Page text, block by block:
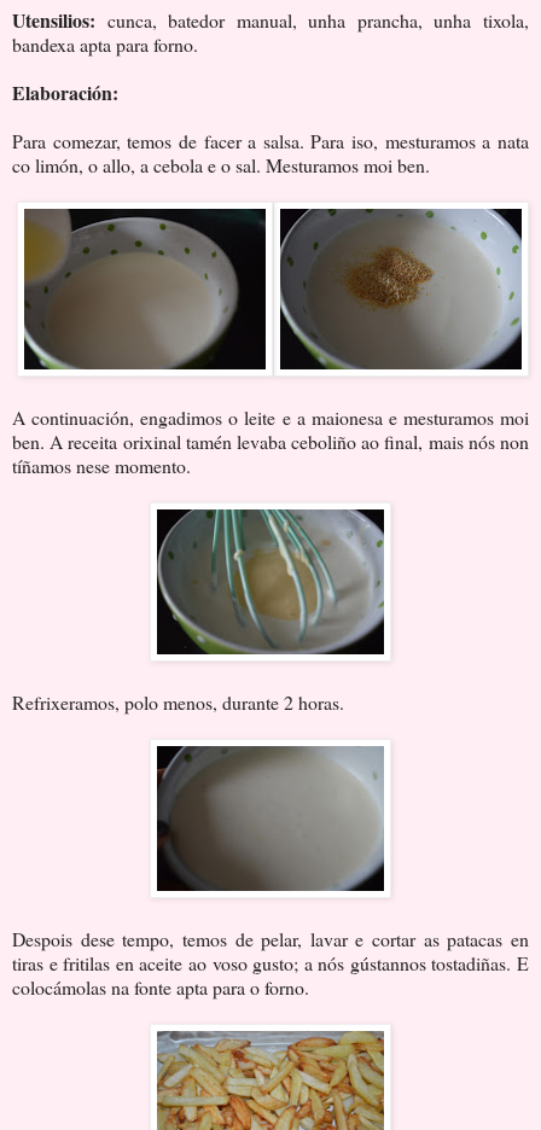
Utensilios: cunca, batedor manual, unha prancha, unha tixola,
bandexa apta para forno.
Elaboración:
Para comezar, temos de facer a salsa. Para iso, mesturamos a nata
co limón, o allo, a cebola e o sal. Mesturamos moi ben.
A continuación, engadimos o leite e a maionesa e mesturamos moi
ben. A receita orixinal tamén levaba ceboliño ao final, mais nós non
tíñamos nese momento.
Refrixeramos, polo menos, durante 2 horas.
Despois dese tempo, temos de pelar, lavar e cortar as patacas en
tiras e fritilas en aceite ao voso gusto; a nós gústannos tostadiñas. E
colocámolas na fonte apta para o forno.